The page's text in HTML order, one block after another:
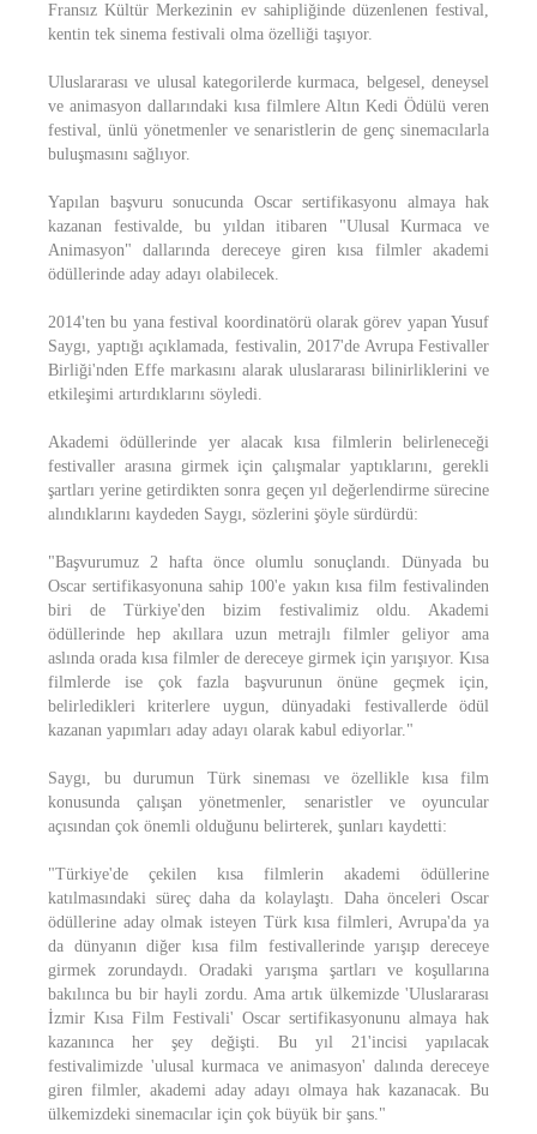
Fransız Kültür Merkezinin ev sahipliğinde düzenlenen festival,
kentin tek sinema festivali olma özelliği taşıyor.
Uluslararası ve ulusal kategorilerde kurmaca, belgesel, deneysel
ve animasyon dallarındaki kısa filmlere Altın Kedi Ödülü veren
festival, ünlü yönetmenler ve senaristlerin de genç sinemacılarla
buluşmasını sağlıyor.
Yapılan başvuru sonucunda Oscar sertifikasyonu almaya hak
kazanan festivalde, bu yıldan itibaren "Ulusal Kurmaca ve
Animasyon" dallarında dereceye giren kısa filmler akademi
ödüllerinde aday adayı olabilecek.
2014'ten bu yana festival koordinatörü olarak görev yapan Yusuf
Saygı, yaptığı açıklamada, festivalin, 2017'de Avrupa Festivaller
Birliği'nden Effe markasını alarak uluslararası bilinirliklerini ve
etkileşimi artırdıklarını söyledi.
Akademi ödüllerinde yer alacak kısa filmlerin belirleneceği
festivaller arasına girmek için çalışmalar yaptıklarını, gerekli
şartları yerine getirdikten sonra geçen yıl değerlendirme sürecine
alındıklarını kaydeden Saygı, sözlerini şöyle sürdürdü:
"Başvurumuz 2 hafta önce olumlu sonuçlandı. Dünyada bu
Oscar sertifikasyonuna sahip 100'e yakın kısa film festivalinden
biri de Türkiye'den bizim festivalimiz oldu. Akademi
ödüllerinde hep akıllara uzun metrajlı filmler geliyor ama
aslında orada kısa filmler de dereceye girmek için yarışıyor. Kısa
filmlerde ise çok fazla başvurunun önüne geçmek için,
belirledikleri kriterlere uygun, dünyadaki festivallerde ödül
kazanan yapımları aday adayı olarak kabul ediyorlar."
Saygı, bu durumun Türk sineması ve özellikle kısa film
konusunda çalışan yönetmenler, senaristler ve oyuncular
açısından çok önemli olduğunu belirterek, şunları kaydetti:
"Türkiye'de çekilen kısa filmlerin akademi ödüllerine
katılmasındaki süreç daha da kolaylaştı. Daha önceleri Oscar
ödüllerine aday olmak isteyen Türk kısa filmleri, Avrupa'da ya
da dünyanın diğer kısa film festivallerinde yarışıp dereceye
girmek zorundaydı. Oradaki yarışma şartları ve koşullarına
bakılınca bu bir hayli zordu. Ama artık ülkemizde 'Uluslararası
İzmir Kısa Film Festivali' Oscar sertifikasyonunu almaya hak
kazanınca her şey değişti. Bu yıl 21'incisi yapılacak
festivalimizde 'ulusal kurmaca ve animasyon' dalında dereceye
giren filmler, akademi aday adayı olmaya hak kazanacak. Bu
ülkemizdeki sinemacılar için çok büyük bir şans."